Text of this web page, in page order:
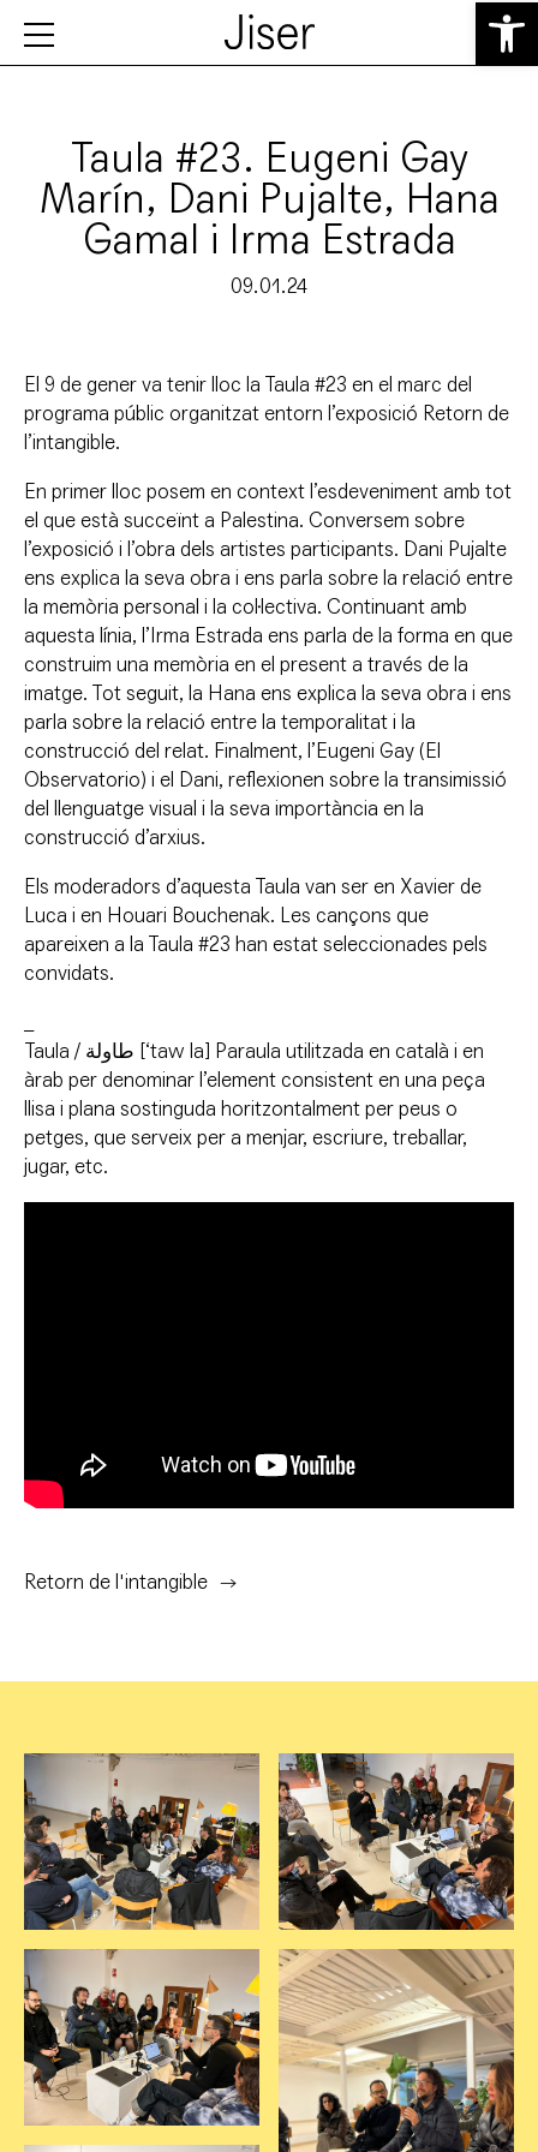
Obre la
Taula #23. Eugeni Gay
Marín, Dani Pujalte, Hana
Gamal i Irma Estrada
09.01.24
El 9 de gener va tenir lloc la Taula #23 en el marc del
programa públic organitzat entorn l’exposició Retorn de
l’intangible.
En primer lloc posem en context l’esdeveniment amb tot
el que està succeïnt a Palestina. Conversem sobre
l’exposició i l’obra dels artistes participants. Dani Pujalte
ens explica la seva obra i ens parla sobre la relació entre
la memòria personal i la col·lectiva. Continuant amb
aquesta línia, l’Irma Estrada ens parla de la forma en que
construim una memòria en el present a través de la
imatge. Tot seguit, la Hana ens explica la seva obra i ens
parla sobre la relació entre la temporalitat i la
construcció del relat. Finalment, l’Eugeni Gay (El
Observatorio) i el Dani, reflexionen sobre la transimissió
del llenguatge visual i la seva importància en la
construcció d’arxius.
Els moderadors d’aquesta Taula van ser en Xavier de
Luca i en Houari Bouchenak. Les cançons que
apareixen a la Taula #23 han estat seleccionades pels
convidats.
Taula / طاولة [‘taw la] Paraula utilitzada en català i en
àrab per denominar l’element consistent en una peça
llisa i plana sostinguda horitzontalment per peus o
petges, que serveix per a menjar, escriure, treballar,
jugar, etc.
Retorn de l'intangible